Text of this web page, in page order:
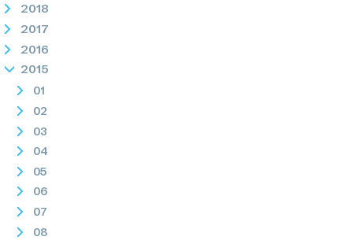
2018
2017
2016
2015
01
02
03
04
05
06
07
08